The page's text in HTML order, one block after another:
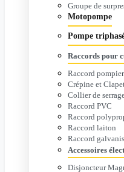
Groupe de
Motopompe
Pompe
Raccords pour
Raccord pompier
Crépine et
Collier de
Raccord PVC
Raccord
Raccord laiton
Raccord
Accessoires
Disjoncteur